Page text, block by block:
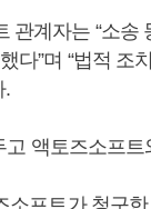
관계자는 “소
다”며 “법적
.
고 액토즈소프
소프트가 청구